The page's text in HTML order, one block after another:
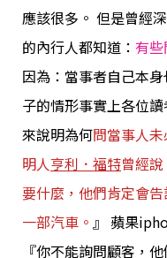
應該很多。 但是曾經
的內行人都知道： 有
因為：當事者自己本
子的情形事實上各位
來說明為何問當事人
明人亨利．福特曾經
要什麼，他們肯定會
一部汽車。 』 蘋果
『你不能詢問顧客，